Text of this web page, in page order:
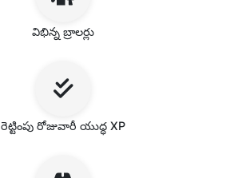
విభిన్న బ్రాలర్లు
రెట్టింపు రోజువారీ యుద్ధ XP